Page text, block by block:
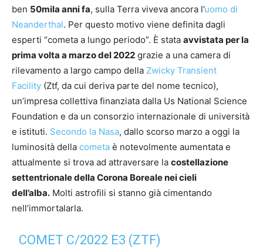
ben 50mila anni fa, sulla Terra viveva ancora l’uomo di
Neanderthal. Per questo motivo viene definita dagli
esperti “cometa a lungo periodo”. È stata avvistata per la
prima volta a marzo del 2022 grazie a una camera di
rilevamento a largo campo della Zwicky Transient
Facility (Ztf, da cui deriva parte del nome tecnico),
un’impresa collettiva finanziata dalla Us National Science
Foundation e da un consorzio internazionale di università
e istituti. Secondo la Nasa, dallo scorso marzo a oggi la
luminosità della cometa è notevolmente aumentata e
attualmente si trova ad attraversare la costellazione
settentrionale della Corona Boreale nei cieli
dell’alba. Molti astrofili si stanno già cimentando
nell’immortalarla.
COMET C/2022 E3 (ZTF)